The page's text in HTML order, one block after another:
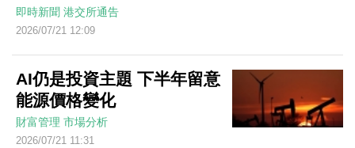
即時新聞 港交所通告
2026/07/21 12:09
AI仍是投資主題 下半年留意
能源價格變化
財富管理 市場分析
2026/07/21 11:31